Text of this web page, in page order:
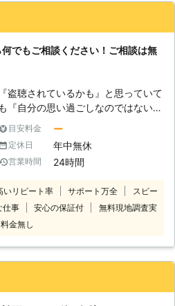
策として防犯機器の販売や定期的な
束していますので、ご安心ください。
また周囲に調査していることがバレな
いようにしてほしい際もお任せ。 日
時・服装・車両駐車位置などを決定し
てからお伺いします。 相談も無料で
おこなっていますので、不安なことが
ありましたらいつでもご相談を。 24
間365日お電話お待ちしておりま
。
でもご相談ください！ご相談は無
『盗聴されているかも』と思っていて
も『自分の思い過ごしなのではないの
か…』と確信を持てない方も多くいる
ことでしょう。 「もし、連絡してこ
ちらの勘違いだったら恥ずかしいし、
迷惑をかけてしまうのでは？」と思う
されているかどうかは調べてみなけ
ばわからないものです。 不安な気
ちで日々を過ごすより、一度プロに
聴器発見110番では盗聴器調査に詳
し、親切丁寧で確実な調査で不安を
目安料金 ー
定休日 年中無休
営業時間 24時間
いリピート率 サポート万全
スピー
仕事 安心の保証付
無料現地調査実
金無し